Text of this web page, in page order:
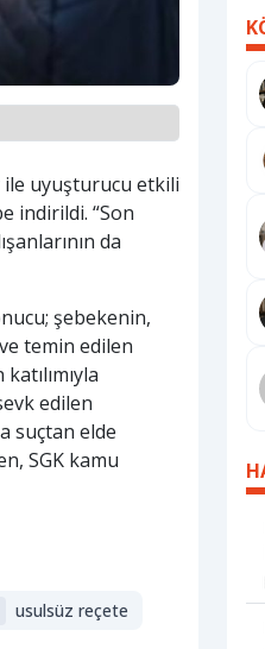
ile uyuşturucu etkili
indirildi. “Son
da
şebekenin,
temin edilen
edilen
suçtan elde
SGK kamu
usulsüz reçete